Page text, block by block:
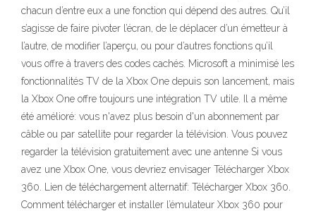
chacun d’entre eux a une fonction qui dépend des autres. Qu’il
s’agisse de faire pivoter l’écran, de le déplacer d’un émetteur à
l’autre, de modifier l’aperçu, ou pour d’autres fonctions qu’il
vous offre à travers des codes cachés. Microsoft a minimisé les
fonctionnalités TV de la Xbox One depuis son lancement, mais
la Xbox One offre toujours une intégration TV utile. Il a même
été amélioré: vous n'avez plus besoin d'un abonnement par
câble ou par satellite pour regarder la télévision. Vous pouvez
regarder la télévision gratuitement avec une antenne Si vous
avez une Xbox One, vous devriez envisager Télécharger Xbox
360. Lien de téléchargement alternatif: Télécharger Xbox 360.
Comment télécharger et installer l’émulateur Xbox 360 pour